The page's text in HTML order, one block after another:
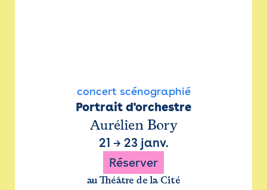
concert scénographié
Portrait d'orchestre
Aurélien Bory
21 → 23 janv.
Réserver
au Théâtre de la Cité